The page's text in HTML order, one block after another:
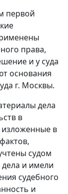
первой
права,
и у суда
основания
г. Москвы.
дела
в
в
судом
и имели
судебного
и